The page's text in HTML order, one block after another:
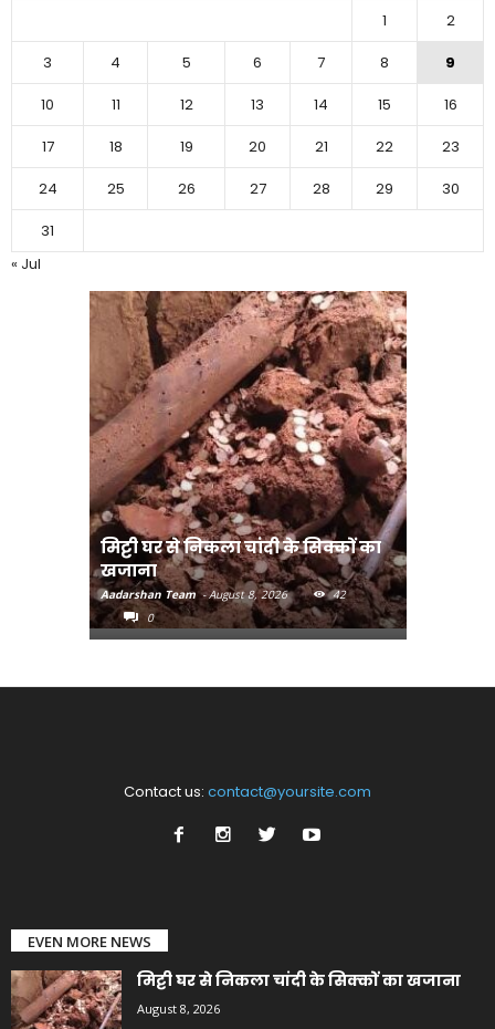
1
2
3
4 5 6 7 8
9
10
11 12 13 14 15
16
17
18 19 20 21 22
23
24
25 26 27 28 29
30
31
« Jul
मिट्टी घर से निकला चांदी के सिक्कों का
खजाना
Aadarshan Team - August 8, 2026
42
0
Contact us: contact@yoursite.com
EVEN MORE NEWS
मिट्टी घर से निकला चांदी के सिक्कों का खजाना
August 8, 2026